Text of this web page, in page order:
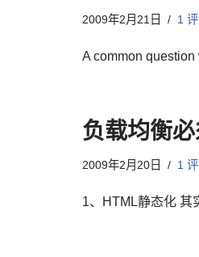
2009年2月21日 1
A common
负载均衡
2009年2月20日 1
1、HTML静态化